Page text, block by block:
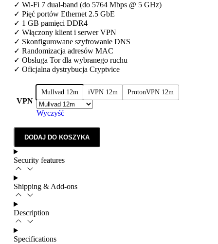
✓ Wi-Fi 7 dual-band (do 5764 Mbps @ 5 GHz)
✓ Pięć portów Ethernet 2.5 GbE
✓ 1 GB pamięci DDR4
✓ Włączony klient i serwer VPN
✓ Skonfigurowane szyfrowanie DNS
✓ Randomizacja adresów MAC
✓ Obsługa Tor dla wybranego ruchu
✓ Oficjalna dystrybucja Cryptvice
VPN
Mullvad 12m iVPN 12m ProtonVPN 12m
Wyczyść
DODAJ DO KOSZYKA
Security features
Shipping & Add-ons
Description
Specifications